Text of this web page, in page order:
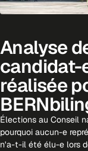
Analyse
candidat-
réalisée
Élections au Conseil
pourquoi aucun-e
n'a-t-il été élu-e lors